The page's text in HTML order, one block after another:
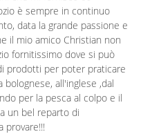
è sempre in continuo
data la grande passione e
il mio amico Christian non
fornitissimo dove si può
prodotti per poter praticare
all'inglese ,dal
per la pesca al colpo e il
un bel reparto di
provare!!!